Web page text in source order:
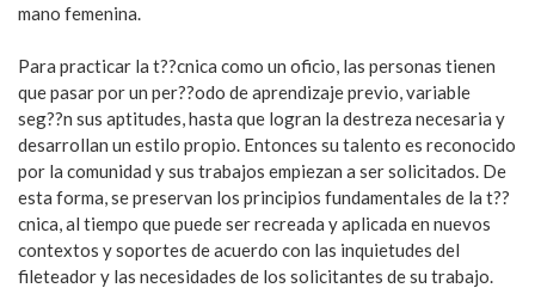
mano femenina.
Para practicar la t??cnica como un oficio, las personas tienen
que pasar por un per??odo de aprendizaje previo, variable
seg??n sus aptitudes, hasta que logran la destreza necesaria y
desarrollan un estilo propio. Entonces su talento es reconocido
por la comunidad y sus trabajos empiezan a ser solicitados. De
esta forma, se preservan los principios fundamentales de la t??
cnica, al tiempo que puede ser recreada y aplicada en nuevos
contextos y soportes de acuerdo con las inquietudes del
fileteador y las necesidades de los solicitantes de su trabajo.